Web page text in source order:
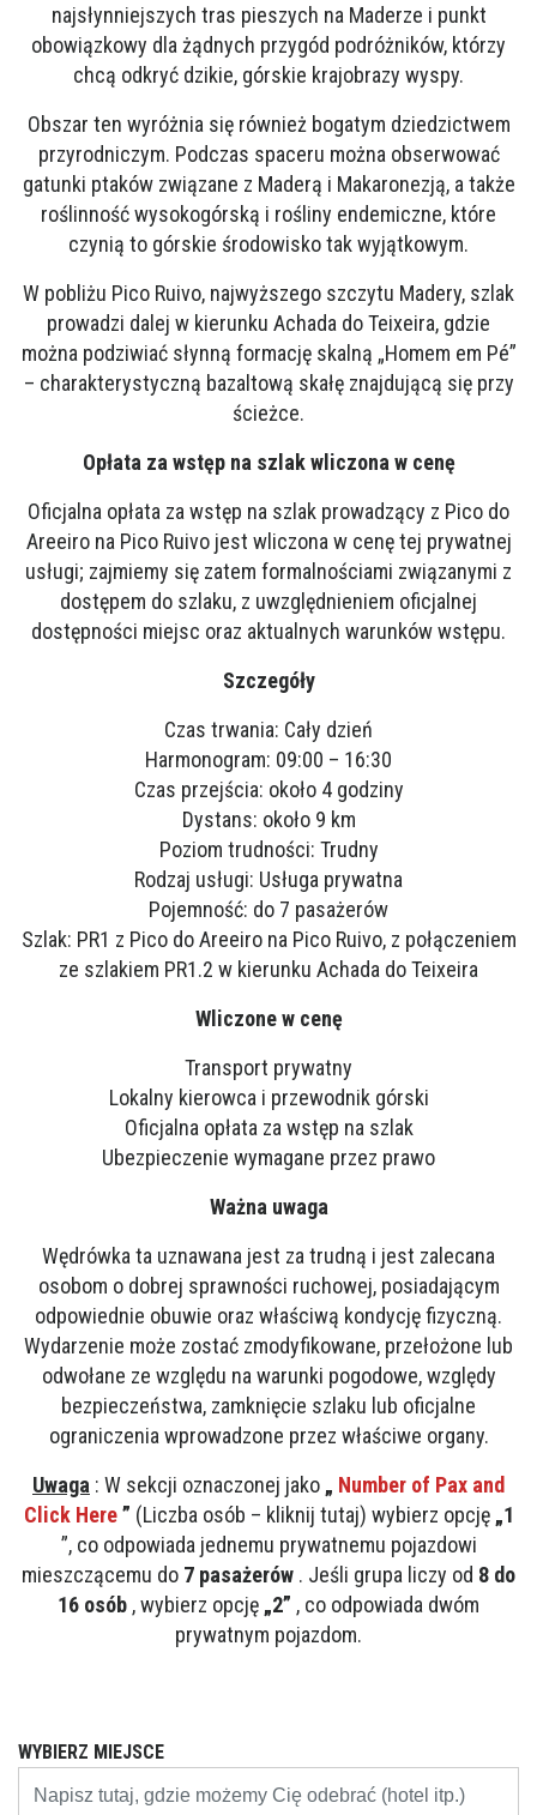
najsłynniejszych tras pieszych na Maderze i punkt
obowiązkowy dla żądnych przygód podróżników, którzy
chcą odkryć dzikie, górskie krajobrazy wyspy.
Obszar ten wyróżnia się również bogatym dziedzictwem
przyrodniczym. Podczas spaceru można obserwować
gatunki ptaków związane z Maderą i Makaronezją, a także
roślinność wysokogórską i rośliny endemiczne, które
czynią to górskie środowisko tak wyjątkowym.
W pobliżu Pico Ruivo, najwyższego szczytu Madery, szlak
prowadzi dalej w kierunku Achada do Teixeira, gdzie
można podziwiać słynną formację skalną „Homem em Pé”
– charakterystyczną bazaltową skałę znajdującą się przy
ścieżce.
Opłata za wstęp na szlak wliczona w cenę
Oficjalna opłata za wstęp na szlak prowadzący z Pico do
Areeiro na Pico Ruivo jest wliczona w cenę tej prywatnej
usługi; zajmiemy się zatem formalnościami związanymi z
dostępem do szlaku, z uwzględnieniem oficjalnej
dostępności miejsc oraz aktualnych warunków wstępu.
Szczegóły
Czas trwania: Cały dzień
Harmonogram: 09:00 – 16:30
Czas przejścia: około 4 godziny
Dystans: około 9 km
Poziom trudności: Trudny
Rodzaj usługi: Usługa prywatna
Pojemność: do 7 pasażerów
Szlak: PR1 z Pico do Areeiro na Pico Ruivo, z połączeniem
ze szlakiem PR1.2 w kierunku Achada do Teixeira
Wliczone w cenę
Transport prywatny
Lokalny kierowca i przewodnik górski
Oficjalna opłata za wstęp na szlak
Ubezpieczenie wymagane przez prawo
Ważna uwaga
Wędrówka ta uznawana jest za trudną i jest zalecana
osobom o dobrej sprawności ruchowej, posiadającym
odpowiednie obuwie oraz właściwą kondycję fizyczną.
Wydarzenie może zostać zmodyfikowane, przełożone lub
odwołane ze względu na warunki pogodowe, względy
bezpieczeństwa, zamknięcie szlaku lub oficjalne
ograniczenia wprowadzone przez właściwe organy.
Uwaga : W sekcji oznaczonej jako „ Number of Pax and
Click Here” (Liczba osób – kliknij tutaj) wybierz opcję „1
”, co odpowiada jednemu prywatnemu pojazdowi
mieszczącemu do 7 pasażerów . Jeśli grupa liczy od 8 do
16 osób , wybierz opcję „2” , co odpowiada dwóm
prywatnym pojazdom.
WYBIERZ MIEJSCE